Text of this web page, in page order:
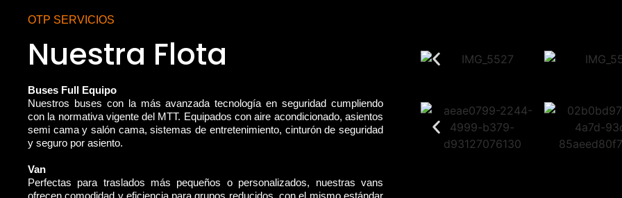
OTP SERVICIOS
Nuestra Flota
Buses Full Equipo
Nuestros buses con la más avanzada tecnología en seguridad cumpliendo
con la normativa vigente del MTT. Equipados con aire acondicionado, asientos
semi cama y salón cama, sistemas de entretenimiento, cinturón de seguridad
y seguro por asiento.
Van
Perfectas para traslados más pequeños o personalizados, nuestras vans
ofrecen comodidad y eficiencia para grupos reducidos, con el mismo estándar